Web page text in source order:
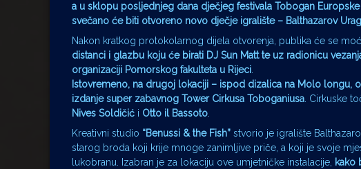
a u sklopu posljednjeg dana dječjeg festivala Tobogan
svečano će biti otvoreno novo dječje igralište – Balthazarov
Nakon kratkog protokolarnog dijela otvorenja, publika će se
distanci i glazbu koju će birati DJ Sun Matt te uz radionicu
organizaciji Pomorskog fakulteta u Rijeci
Istovremeno, na drugoj lokaciji – ispod dizalica na Molo longu,
izdanje super zabavnog Tower Cirkusa Toboganiusa . Cirkuske
Nives Soldičić i Otto il Bassoto
Kreativni studio “Benussi & the Fish” stvorio je igralište
starog broda koji krije mnoge zanimljive priče, a koji je svoje
lukobranu. Izabran je za lokaciju ove umjetničke instalacije, kako